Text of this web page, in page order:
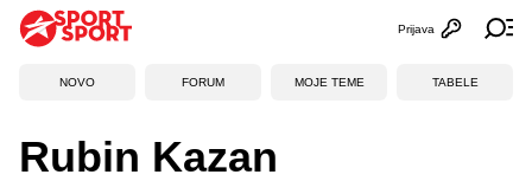
Otvori
Prijava
NOVO FORUM MOJE TEME TABELE
Rubin Kazan